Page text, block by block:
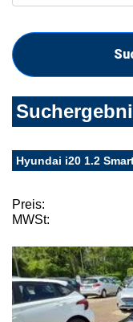
Hyundai i20 1.2
Preis:
MWSt: